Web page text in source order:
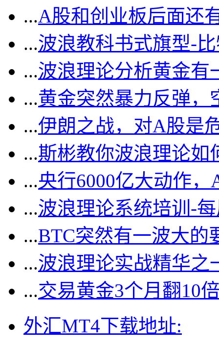
...A股和创业板后面还
...波浪教科书式旗型-
...波浪理论分析黄金有
...黄金突然暴力反弹，
...伊朗之战，对A股是
...斯彬教你波浪理论如
...央行6000亿大动作
...波浪理论系统培训-
...BTC突然有一波大的
...波浪理论实战精华
...交易黄金3个月翻10
外汇MT4下载地址: